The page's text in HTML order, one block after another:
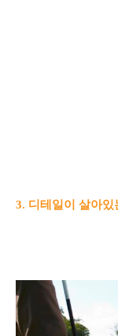
3. 디테일이 살아